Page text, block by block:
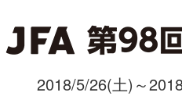
2018/5/26(土)～